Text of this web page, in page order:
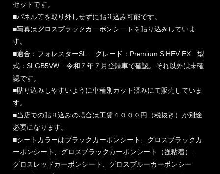
セットです。
■パネル等を取り外しせずに貼り込み可能です。
■写真はグロスブラックカーボンシートを貼り込みしていま
す。
■適合：フォレスターSL グレード：Premium S:HEV EX 型
式：SLGB5VW 令和７年７月登録車で確認。それ以外は未確
認です。
■貼り込みしやすいように車種別カット済みにて販売していま
す。
■当店での貼り込みの場合は工賃４０００円（税抜き）が別途
必要になります。
■シートカラーはブラックカーボンシート、グロスブラックカ
ーボンシート、グロスブラックカーボンシート（強粘着）、
グロスレッドカーボンシート、グロスブルーカーボンシー